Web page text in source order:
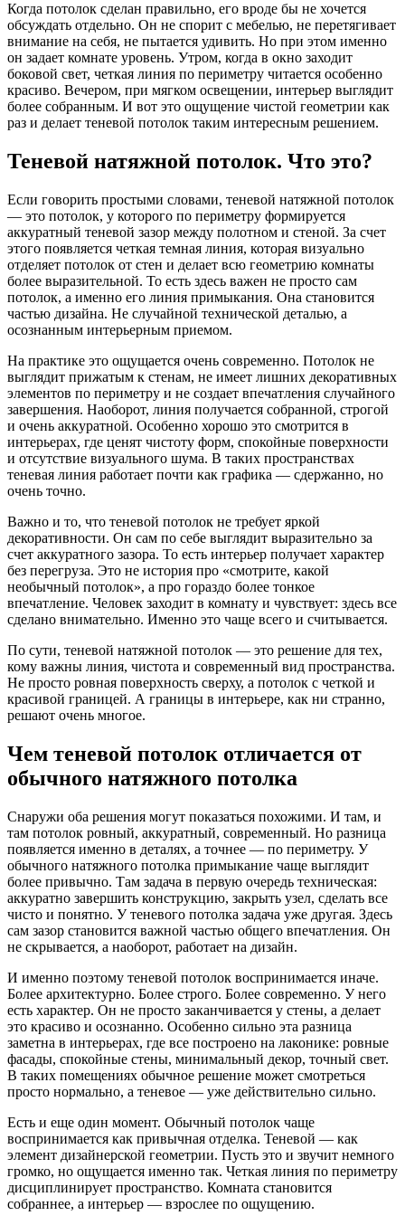
Когда потолок сделан правильно, его вроде бы не хочется
обсуждать отдельно. Он не спорит с мебелью, не перетягивает
внимание на себя, не пытается удивить. Но при этом именно
он задает комнате уровень. Утром, когда в окно заходит
боковой свет, четкая линия по периметру читается особенно
красиво. Вечером, при мягком освещении, интерьер выглядит
более собранным. И вот это ощущение чистой геометрии как
раз и делает теневой потолок таким интересным решением.
Теневой натяжной потолок. Что это?
Если говорить простыми словами, теневой натяжной потолок
— это потолок, у которого по периметру формируется
аккуратный теневой зазор между полотном и стеной. За счет
этого появляется четкая темная линия, которая визуально
отделяет потолок от стен и делает всю геометрию комнаты
более выразительной. То есть здесь важен не просто сам
потолок, а именно его линия примыкания. Она становится
частью дизайна. Не случайной технической деталью, а
осознанным интерьерным приемом.
На практике это ощущается очень современно. Потолок не
выглядит прижатым к стенам, не имеет лишних декоративных
элементов по периметру и не создает впечатления случайного
завершения. Наоборот, линия получается собранной, строгой
и очень аккуратной. Особенно хорошо это смотрится в
интерьерах, где ценят чистоту форм, спокойные поверхности
и отсутствие визуального шума. В таких пространствах
теневая линия работает почти как графика — сдержанно, но
очень точно.
Важно и то, что теневой потолок не требует яркой
декоративности. Он сам по себе выглядит выразительно за
счет аккуратного зазора. То есть интерьер получает характер
без перегруза. Это не история про «смотрите, какой
необычный потолок», а про гораздо более тонкое
впечатление. Человек заходит в комнату и чувствует: здесь все
сделано внимательно. Именно это чаще всего и считывается.
По сути, теневой натяжной потолок — это решение для тех,
кому важны линия, чистота и современный вид пространства.
Не просто ровная поверхность сверху, а потолок с четкой и
красивой границей. А границы в интерьере, как ни странно,
решают очень многое.
Чем теневой потолок отличается от
обычного натяжного потолка
Снаружи оба решения могут показаться похожими. И там, и
там потолок ровный, аккуратный, современный. Но разница
появляется именно в деталях, а точнее — по периметру. У
обычного натяжного потолка примыкание чаще выглядит
более привычно. Там задача в первую очередь техническая:
аккуратно завершить конструкцию, закрыть узел, сделать все
чисто и понятно. У теневого потолка задача уже другая. Здесь
сам зазор становится важной частью общего впечатления. Он
не скрывается, а наоборот, работает на дизайн.
И именно поэтому теневой потолок воспринимается иначе.
Более архитектурно. Более строго. Более современно. У него
есть характер. Он не просто заканчивается у стены, а делает
это красиво и осознанно. Особенно сильно эта разница
заметна в интерьерах, где все построено на лаконике: ровные
фасады, спокойные стены, минимальный декор, точный свет.
В таких помещениях обычное решение может смотреться
просто нормально, а теневое — уже действительно сильно.
Есть и еще один момент. Обычный потолок чаще
воспринимается как привычная отделка. Теневой — как
элемент дизайнерской геометрии. Пусть это и звучит немного
громко, но ощущается именно так. Четкая линия по периметру
дисциплинирует пространство. Комната становится
собраннее, а интерьер — взрослее по ощущению.